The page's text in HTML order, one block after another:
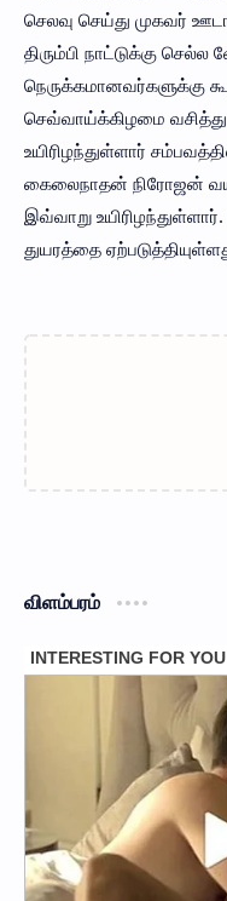
செலவு செய்து முகவர்
திரும்பி நாட்டுக்கு
நெருக்கமானவர்களுக்கு
செவ்வாய்க்கிழமை வசித்து
உயிரிழந்துள்ளார்
கைலைநாதன் நிரோஜன்
இவ்வாறு
துயரத்தை
விளம்பரம்